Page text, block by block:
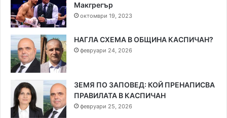
Макгрегър
октомври 19, 2023
НАГЛА СХЕМА В ОБЩИНА КАСПИЧАН?
февруари 24, 2026
ЗЕМЯ ПО ЗАПОВЕД: КОЙ ПРЕНАПИСВА
ПРАВИЛАТА В КАСПИЧАН
февруари 25, 2026